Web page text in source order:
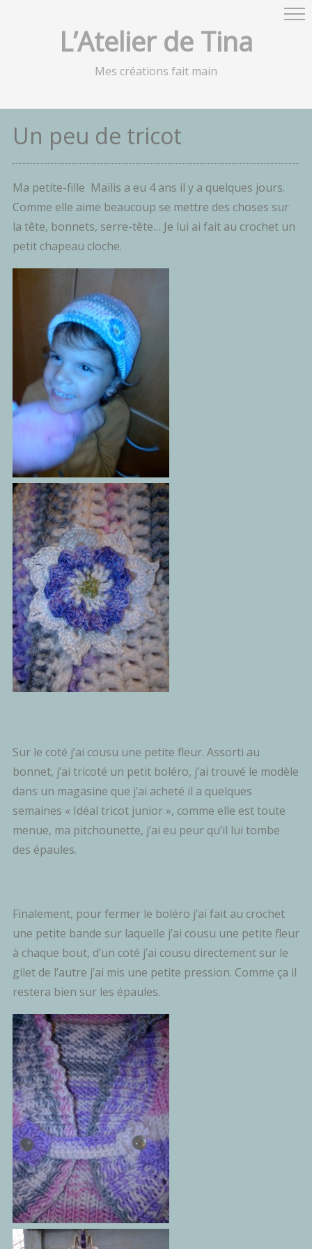
L’Atelier de Tina
Mes créations fait main
Un peu de tricot
Ma petite-fille Maïlis a eu 4 ans il y a quelques jours.
Comme elle aime beaucoup se mettre des choses sur
la tête, bonnets, serre-tête… Je lui ai fait au crochet un
petit chapeau cloche.
Sur le coté j’ai cousu une petite fleur. Assorti au
bonnet, j’ai tricoté un petit boléro, j’ai trouvé le modèle
dans un magasine que j’ai acheté il a quelques
semaines « Idéal tricot junior », comme elle est toute
menue, ma pitchounette, j’ai eu peur qu’il lui tombe
des épaules.
Finalement, pour fermer le boléro j’ai fait au crochet
une petite bande sur laquelle j’ai cousu une petite fleur
à chaque bout, d’un coté j’ai cousu directement sur le
gilet de l’autre j’ai mis une petite pression. Comme ça il
restera bien sur les épaules.